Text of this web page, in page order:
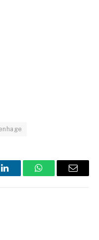
LinkedInWhatsAppEmail